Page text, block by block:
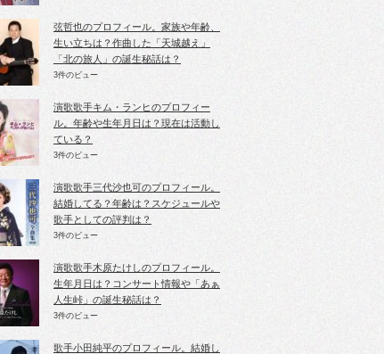
弦哲也のプロフィール。家族や年齢、
生い立ちは？作曲した「天城越え」
「北の旅人」の誕生秘話は？
3件のビュー
演歌歌手キム・ランヒのプロフィー
ル。年齢や生年月日は？現在は活動し
ている？
3件のビュー
演歌歌手三代沙也可のプロフィール。
結婚してる？年齢は？スケジュールや
歌手としての評判は？
3件のビュー
演歌歌手木原たけしのプロフィール。
生年月日は？コンサート情報や「あぁ
人生峠」の誕生秘話は？
3件のビュー
歌手小田純平のプロフィール。結婚し